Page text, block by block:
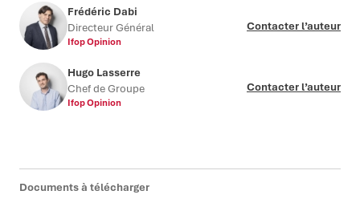
Frédéric Dabi
Directeur Général
Ifop Opinion
Contacter l’auteur
Hugo Lasserre
Chef de Groupe
Ifop Opinion
Contacter l’auteur
Documents à télécharger